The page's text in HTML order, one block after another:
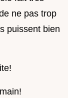
ne pas trop
puissent bien